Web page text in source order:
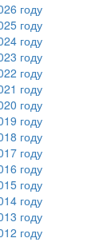
году
году
году
году
году
году
году
году
году
году
году
году
году
году
году